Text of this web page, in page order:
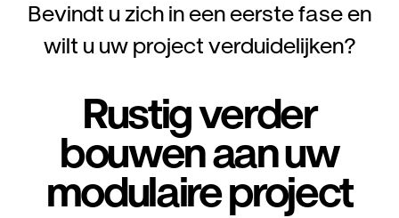
Bevindt u zich in een eerste fase en
wilt u uw project verduidelijken?
Rustig verder
bouwen aan uw
modulaire project